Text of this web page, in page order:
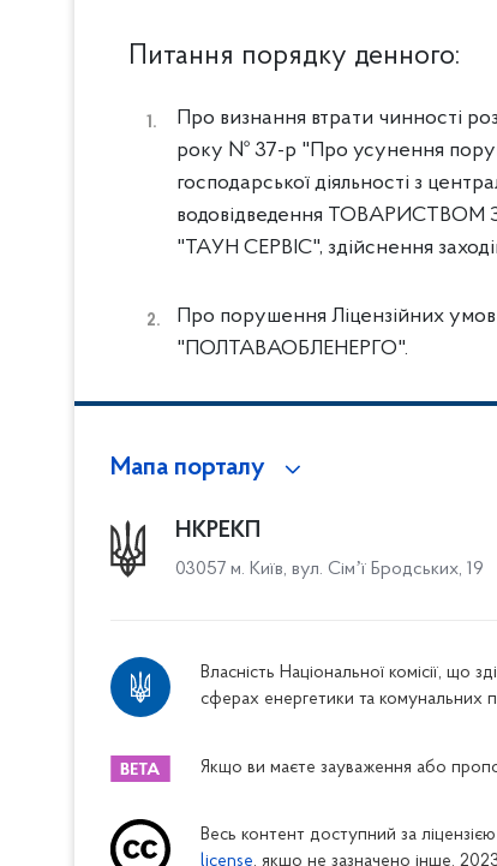
Питання порядку денного:
Про визнання втрати чинності
року № 37-р "Про усунення
господарської діяльності з
водовідведення
"ТАУН СЕРВІС", здійснення
Про порушення Ліцензійних умов
"ПОЛТАВАОБЛЕНЕРГО".
Мапа порталу
НКРЕКП
03057 м. Київ, вул. Сімʼї Бродських, 19
Власність Національної комісії, що
сферах енергетики та комунальних
Якщо ви маєте зауваження або
Весь контент доступний за ліцензією
license, якщо не зазначено інше.